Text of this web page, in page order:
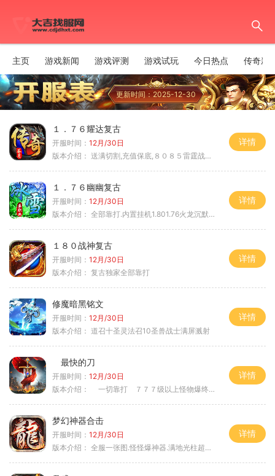
主页 游戏新闻 游戏评测 游戏试玩 今日热点 传奇新
更新时间：2025-12-30
１．７６耀达复古
开服时间： 12月/30日
版本介绍： 送满切割,充值保底,８０８５雷霆战神微变
详情
１．７６幽幽复古
开服时间： 12月/30日
版本介绍： 全部靠打.内置挂机1.801.76火龙沉默微变
详情
１８０战神复古
开服时间： 12月/30日
版本介绍： 复古独家全部靠打
详情
修魔暗黑铭文
开服时间： 12月/30日
版本介绍： 道召十圣灵法召10圣兽战士满屏溅射
详情
最快的刀
开服时间： 12月/30日
版本介绍：
一切靠打 ７７７级以上怪物爆终极
详情
梦幻神器合击
开服时间： 12月/30日
版本介绍： 全服一张图.怪怪爆神器.满地光柱超激情
详情